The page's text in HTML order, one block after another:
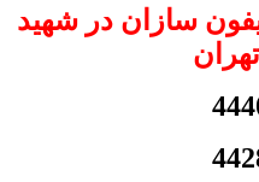
سازان در شهید